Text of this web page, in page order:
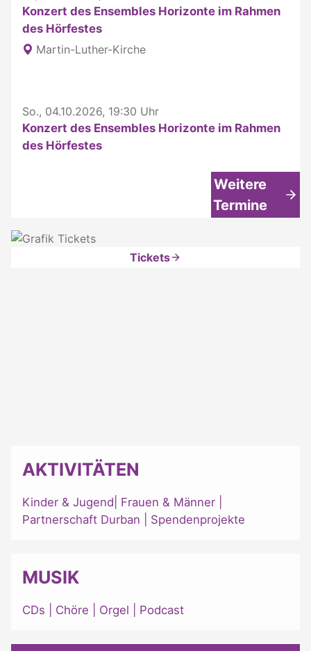
Konzert des Ensembles Horizonte im Rahmen
des Hörfestes
Martin-Luther-Kirche
So., 04.10.2026, 19:30 Uhr
Konzert des Ensembles Horizonte im Rahmen
des Hörfestes
Weitere
Termine
Tickets
AKTIVITÄTEN
Kinder & Jugend Frauen & Männer
Partnerschaft Durban
Spendenprojekte
MUSIK
CDs Chöre Orgel Podcast